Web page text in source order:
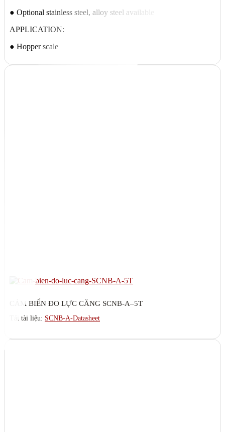
● Optional stainless steel, alloy steel available
APPLICATION:
● Hopper scale
CẢM BIẾN ĐO LỰC CĂNG SCNB-A–5T
Tải tài liệu: SCNB-A-Datasheet